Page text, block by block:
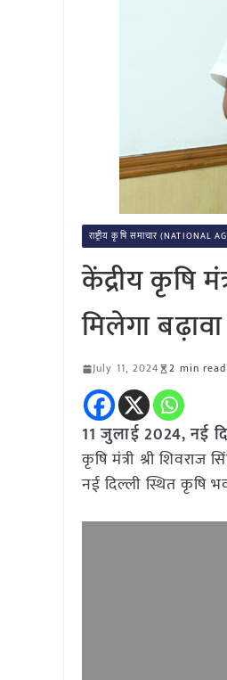
राष्ट्रीय कृषि समाचार (NATIONAL
केंद्रीय कृषि
मिलेगा बढ़ावा
July 11, 2024 2 min read
11 जुलाई 2024,नई
कृषि मंत्री श्री
नई दिल्ली स्थित कृषि